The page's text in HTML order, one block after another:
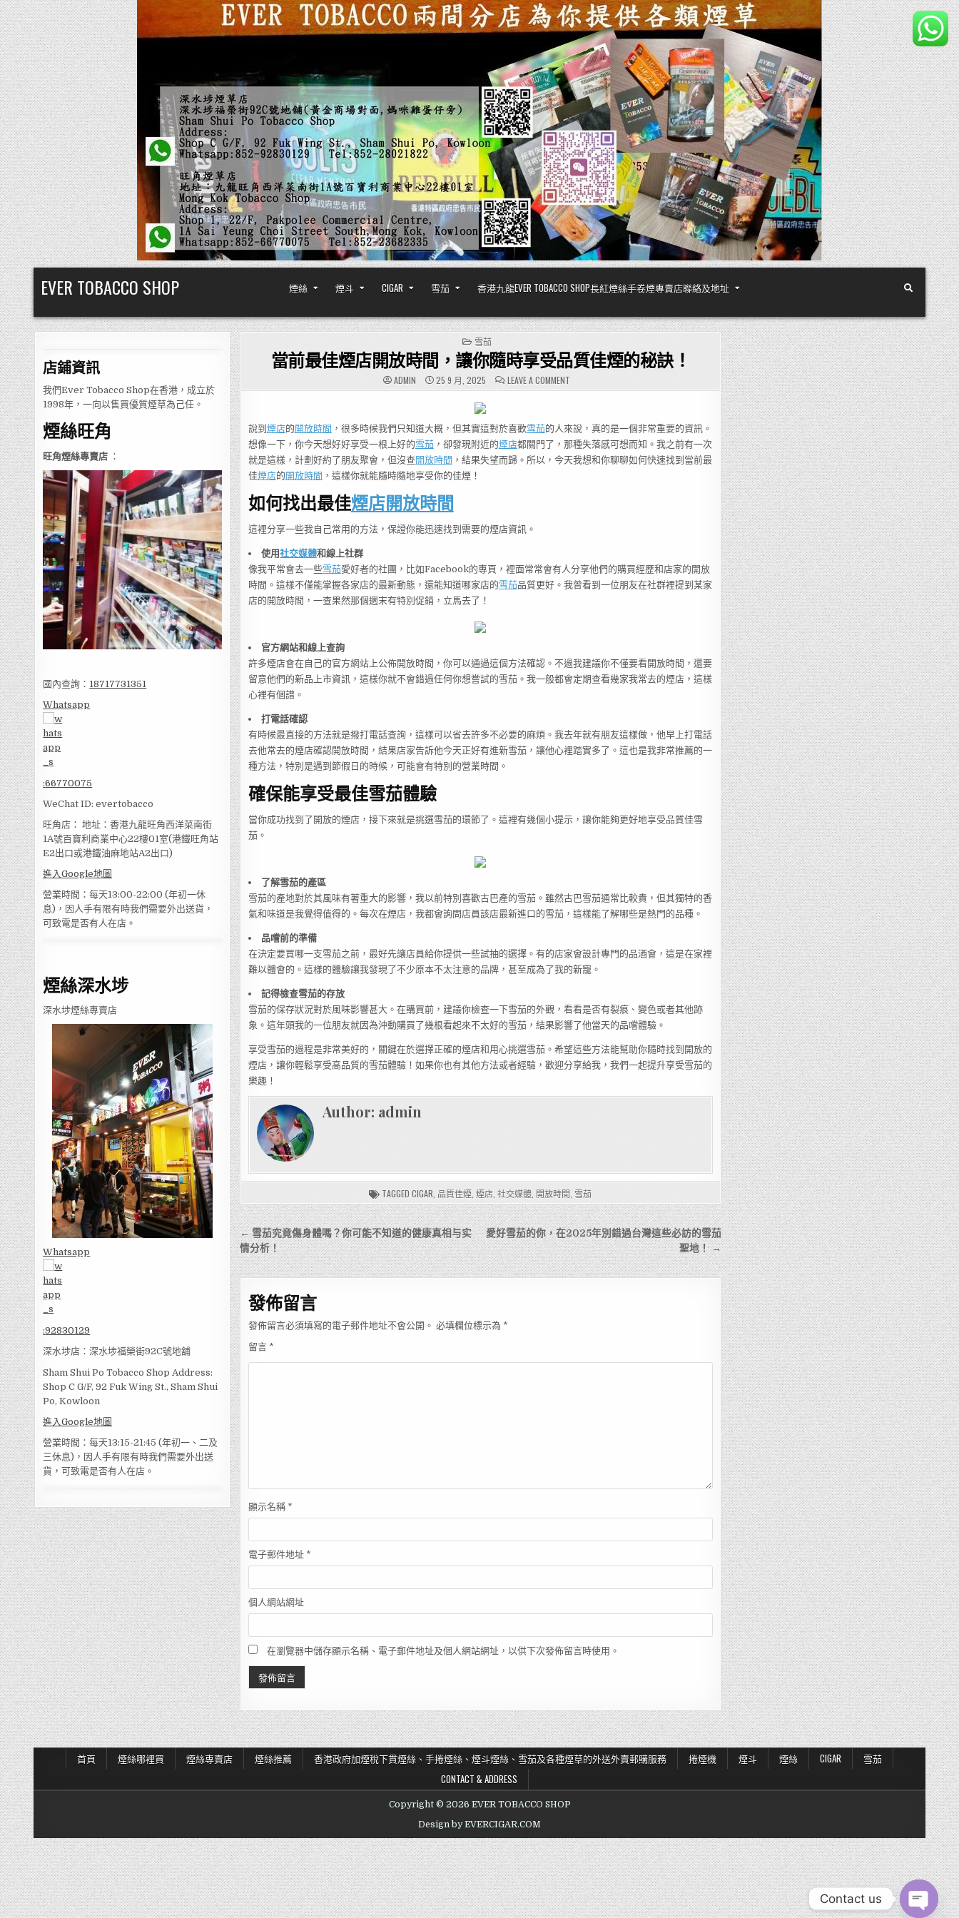
Skip
to
content
EVER TOBACCO SHOP 煙絲 煙斗 CIGAR 雪茄 香港九龍EVER TOBACCO SHOP長紅煙絲手卷煙專賣店聯絡及地址
店鋪資訊
我們Ever Tobacco Shop在香港，成立於
1998年，一向以售買優質煙草為己任。
煙絲旺角
旺角煙絲專賣店 ：
國內查詢： 18717731351
Whatsapp
:66770075
WeChat ID: evertobacco
旺角店： 地址：香港九龍旺角西洋菜南街
1A號百寶利商業中心22樓01室(港鐵旺角站
E2出口或港鐵油麻地站A2出口)
進入Google地圖
營業時間：每天13:00-22:00 (年初一休
息)，因人手有限有時我們需要外出送貨，
可致電是否有人在店。
煙絲深水埗
深水埗煙絲專賣店
Whatsapp
:92830129
深水埗店：深水埗福榮街92C號地舖
Sham Shui Po Tobacco Shop Address:
Shop C G/F, 92 Fuk Wing St., Sham Shui
Po, Kowloon
進入Google地圖
營業時間：每天13:15-21:45 (年初一、二及
三休息)，因人手有限有時我們需要外出送
貨，可致電是否有人在店。
POSTED
IN
雪茄
當前最佳煙店開放時間，讓你隨時享受品質佳煙的秘訣！
ADMIN 25 9 月, 2025 LEAVE A COMMENT
當
煙
店
開
放
時
間，
秘
訣！
說到 煙店的 開放時間 ，很多時候我們只知道大概，但其實這對於喜歡雪茄的人來說，真的是一個非常重要的資訊。
想像一下，你今天想好好享受一根上好的雪茄，卻發現附近的煙店都關門了，那種失落感可想而知。我之前有一次
就是這樣，計劃好約了朋友聚會，但沒查開放時間 ，結果失望而歸。所以，今天我想和你聊聊如何快速找到當前最
佳煙店的 開放時間 ，這樣你就能隨時隨地享受你的佳煙！
如何找出最佳煙店開放時間
這裡分享一些我自己常用的方法，保證你能迅速找到需要的煙店資訊。
使用社交媒體和線上社群
像我平常會去一些雪茄愛好者的社團，比如Facebook的專頁，裡面常常會有人分享他們的購買經歷和店家的開放
時間。這樣不僅能掌握各家店的最新動態，還能知道哪家店的雪茄品質更好。我曾看到一位朋友在社群裡提到某家
店的開放時間，一查果然那個週末有特別促銷，立馬去了！
官方網站和線上查詢
許多煙店會在自己的官方網站上公佈開放時間，你可以通過這個方法確認。不過我建議你不僅要看開放時間，還要
留意他們的新品上市資訊，這樣你就不會錯過任何你想嘗試的雪茄。我一般都會定期查看幾家我常去的煙店，這樣
心裡有個譜。
打電話確認
有時候最直接的方法就是撥打電話查詢，這樣可以省去許多不必要的麻煩。我去年就有朋友這樣做，他早上打電話
去他常去的煙店確認開放時間，結果店家告訴他今天正好有進新雪茄，讓他心裡踏實多了。這也是我非常推薦的一
種方法，特別是遇到節假日的時候，可能會有特別的營業時間。
確保能享受最佳雪茄體驗
當你成功找到了開放的煙店，接下來就是挑選雪茄的環節了。這裡有幾個小提示，讓你能夠更好地享受品質佳雪
茄。
了解雪茄的產區
雪茄的產地對於其風味有著重大的影響，我以前特別喜歡古巴產的雪茄。雖然古巴雪茄通常比較貴，但其獨特的香
氣和味道是我覺得值得的。每次在煙店，我都會詢問店員該店最新進口的雪茄，這樣能了解哪些是熱門的品種。
品嚐前的準備
在決定要買哪一支雪茄之前，最好先讓店員給你提供一些試抽的選擇。有的店家會設計專門的品酒會，這是在家裡
難以體會的。這樣的體驗讓我發現了不少原本不太注意的品牌，甚至成為了我的新寵。
記得檢查雪茄的存放
雪茄的保存狀況對於風味影響甚大。在購買前，建議你檢查一下雪茄的外觀，看看是否有裂痕、變色或者其他跡
象。這年頭我的一位朋友就因為沖動購買了幾根看起來不太好的雪茄，結果影響了他當天的品嚐體驗。
享受雪茄的過程是非常美好的，關鍵在於選擇正確的煙店和用心挑選雪茄。希望這些方法能幫助你隨時找到開放的
煙店，讓你輕鬆享受高品質的雪茄體驗！如果你也有其他方法或者經驗，歡迎分享給我，我們一起提升享受雪茄的
樂趣！
Author: admin
TAGGEDCIGAR 品質佳煙 ,煙店 ,社交媒體 開放時間 雪茄
文
章
導
覽
愛好雪茄的你，在2025年別錯過台灣這些必訪的雪茄
聖地！ →
← 雪茄究竟傷身體嗎？你可能不知道的健康真相与实
情分析！
發佈留言
發佈留言必須填寫的電子郵件地址不會公開。 必填欄位標示為 *
留言 *
顯示名稱 *
電子郵件地址 *
個人網站網址
在瀏覽器中儲存顯示名稱、電子郵件地址及個人網站網址，以供下次發佈留言時使用。
首頁 煙絲哪裡買 煙絲專賣店 煙絲推薦 香港政府加煙稅下貫煙絲、手捲煙絲、煙斗煙絲、雪茄及各種煙草的外送外賣郵購服務 捲煙機 煙斗 煙絲 CIGAR
雪茄
CONTACT & ADDRESS
Copyright © 2026 EVER TOBACCO SHOP
Design by EVERCIGAR.COM
Contact us